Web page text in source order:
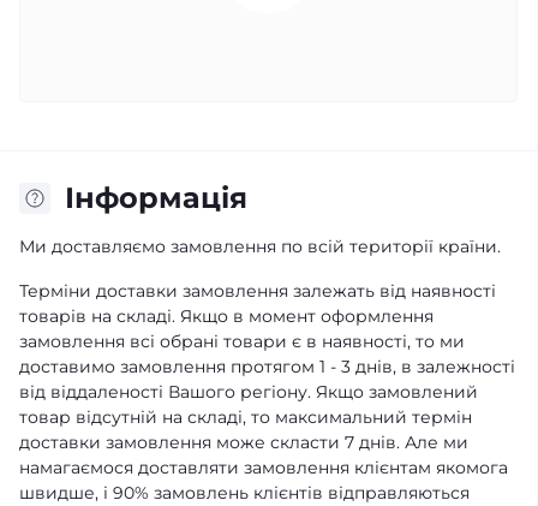
Інформація
Ми доставляємо замовлення по всій території країни.
Терміни доставки замовлення залежать від наявності
товарів на складі. Якщо в момент оформлення
замовлення всі обрані товари є в наявності, то ми
доставимо замовлення протягом 1 - 3 днів, в залежності
від віддаленості Вашого регіону. Якщо замовлений
товар відсутній на складі, то максимальний термін
доставки замовлення може скласти 7 днів. Але ми
намагаємося доставляти замовлення клієнтам якомога
швидше, і 90% замовлень клієнтів відправляються